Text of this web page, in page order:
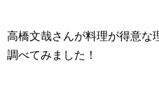
高橋文哉さんが料理が得意な
調べてみました！